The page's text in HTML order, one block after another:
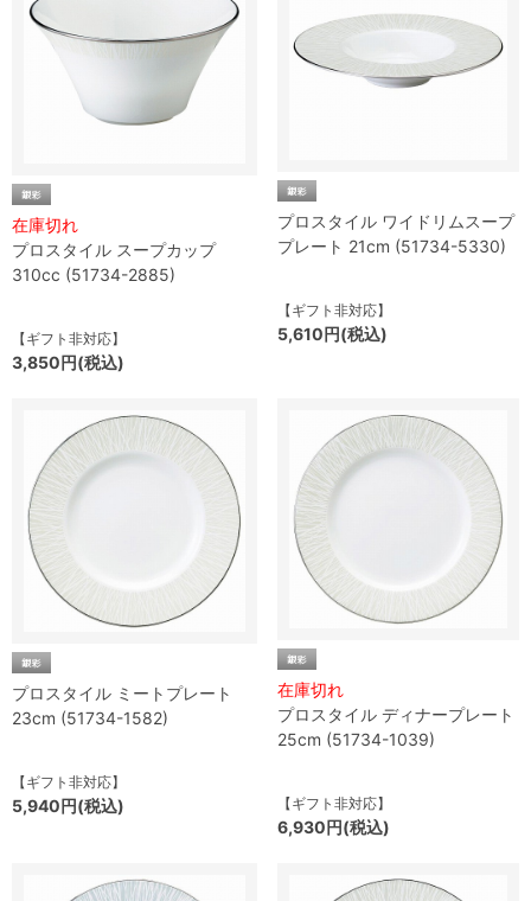
在庫切れ
プロスタイル スープカップ
310cc (51734-2885)
【ギフト非対応】
3,850円(税込)
プロスタイル ワイドリムスープ
プレート 21cm (51734-5330)
【ギフト非対応】
5,610円(税込)
プロスタイル ミートプレート
23cm (51734-1582)
【ギフト非対応】
5,940円(税込)
在庫切れ
プロスタイル ディナープレート
25cm (51734-1039)
【ギフト非対応】
6,930円(税込)